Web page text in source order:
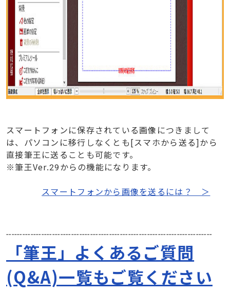
スマートフォンに保存されている画像につきまして
は、パソコンに移行しなくとも[スマホから送る]から
直接筆王に送ることも可能です。
※筆王Ver.29からの機能になります。
スマートフォンから画像を送るには？ ＞
----------------------------------------------------------------------------
「筆王」よくあるご質問
(Q&A)一覧もご覧ください